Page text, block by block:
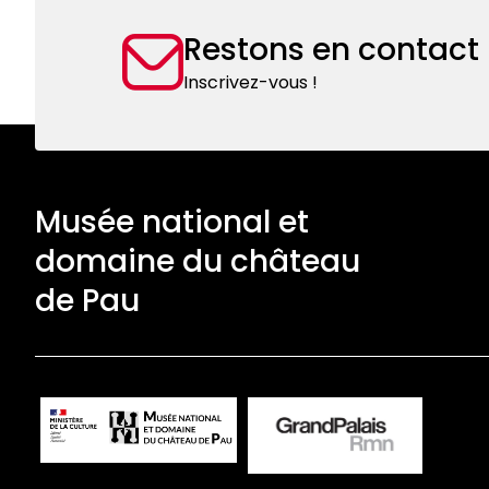
livres
de
bestiaires
Restons en contact
Inscrivez-vous !
Musée national et
domaine du château
de Pau